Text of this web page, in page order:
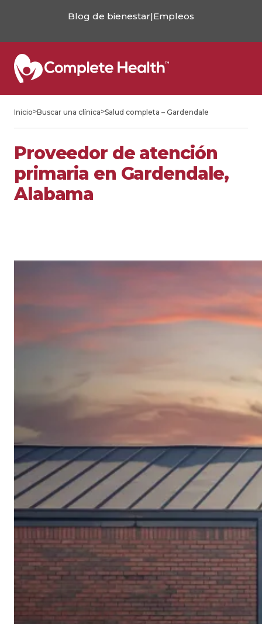
Blog de bienestar|Empleos
Inicio>Buscar una clínica>Salud completa – Gardendale
Proveedor de atención
primaria en Gardendale,
Alabama